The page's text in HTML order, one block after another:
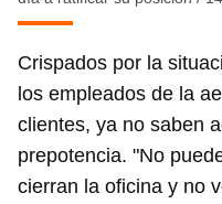
Crispados por la
los empleados de la
clientes, ya no saben
prepotencia. "No
cierran la oficina y no